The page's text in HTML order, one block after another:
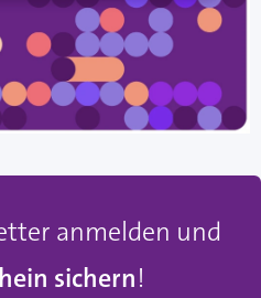
anmelden und
sichern!